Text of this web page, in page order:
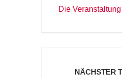
Die
NÄCHSTER